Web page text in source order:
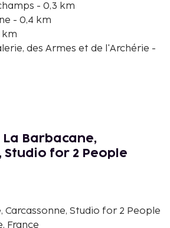
- 0,3 km
- 0,4 km
km
des Armes et de l'Archérie -
km
- 0,9 km
de Carcassonne - 1 km
Dôme - 1,2 km
proches de l'hébergement
La Barbacane,
Studio for 2 People
Carcassonne, Studio for 2 People
France